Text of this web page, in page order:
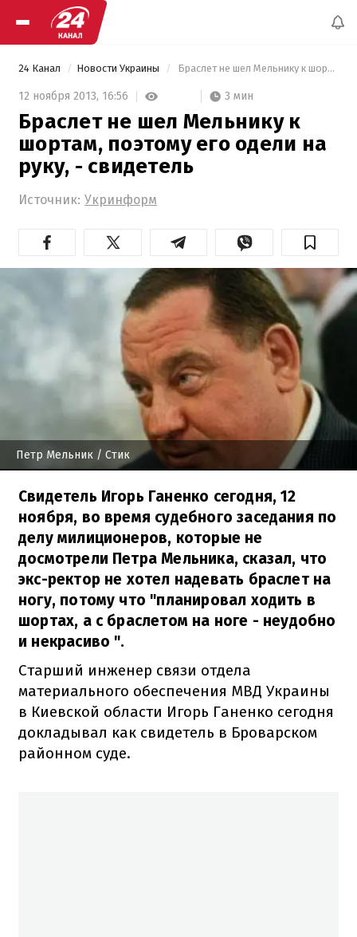
24 Канал Новости Украины Браслет не шел Мельнику к шортам, поэтому его одели на руку, - свидетель
12 ноября 2013, 16:56 3 мин
Браслет не шел Мельнику к
шортам, поэтому его одели на
руку, - свидетель
Источник: Укринформ
Петр Мельник / Стик
Свидетель Игорь Ганенко сегодня, 12
ноября, во время судебного заседания по
делу милиционеров, которые не
досмотрели Петра Мельника, сказал, что
экс-ректор не хотел надевать браслет на
ногу, потому что "планировал ходить в
шортах, а с браслетом на ноге - неудобно
и некрасиво ".
Старший инженер связи отдела
материального обеспечения МВД Украины
в Киевской области Игорь Ганенко сегодня
докладывал как свидетель в Броварском
районном суде.